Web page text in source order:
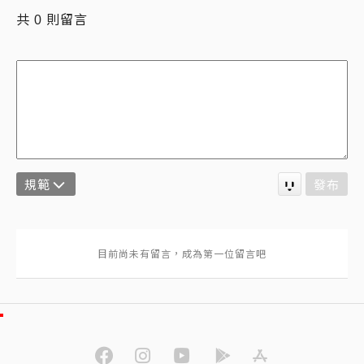
共 0 則留言
規範 發布